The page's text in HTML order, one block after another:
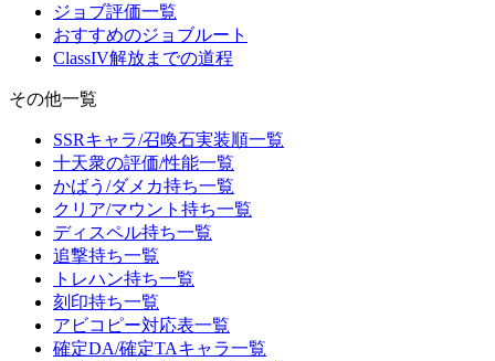
ジョブ評価一覧
おすすめのジョブルート
ClassIV解放までの道程
その他一覧
SSRキャラ/召喚石実装順一覧
十天衆の評価/性能一覧
かばう/ダメカ持ち一覧
クリア/マウント持ち一覧
ディスペル持ち一覧
追撃持ち一覧
トレハン持ち一覧
刻印持ち一覧
アビコピー対応表一覧
確定DA/確定TAキャラ一覧